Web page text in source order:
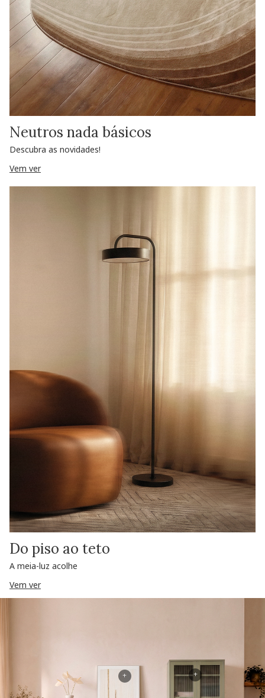
Neutros nada básicos
Descubra as novidades!
Vem ver
Do piso ao teto
A meia-luz acolhe
Vem ver
+
+